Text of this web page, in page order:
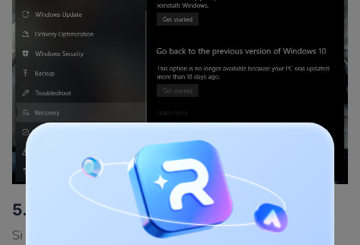
5. Eliminar el Software Problemático
Si sabes qué software está causando el problema de la